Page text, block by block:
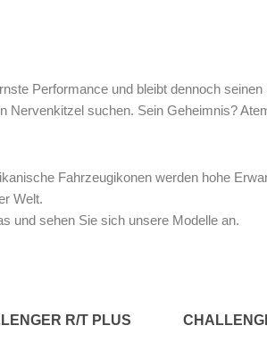
Performance und bleibt dennoch
suchen. Sein Geheimnis?
Fahrzeugikonen werden hohe
Welt.
und sehen Sie sich unsere Modelle an.
R/T PLUS